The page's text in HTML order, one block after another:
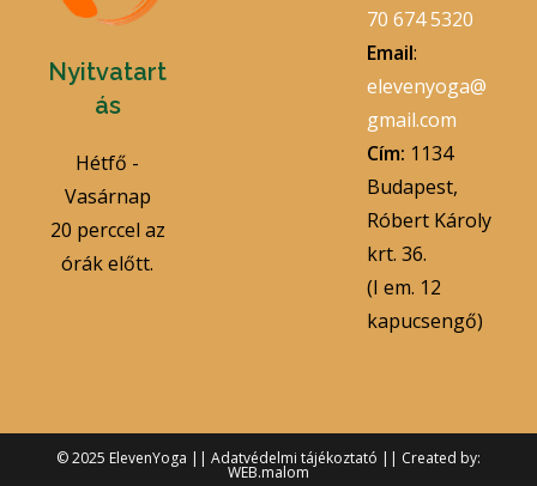
Nyitvatart
ás
Hétfő -
Vasárnap
20 perccel az
órák előtt.
70 674 5320
Email:
elevenyoga@
gmail.com
Cím: 1134
Budapest,
Róbert Károly
krt. 36.
(I em. 12
kapucsengő)
© 2025 ElevenYoga || Adatvédelmi tájékoztató || Created by:
WEB.malom